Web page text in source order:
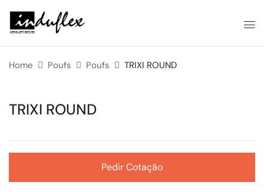
Home Poufs Poufs TRIXI ROUND
TRIXI ROUND
Pedir Cotação